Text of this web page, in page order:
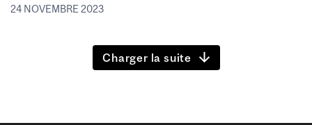
24 NOVEMBRE 2023
Charger la suite